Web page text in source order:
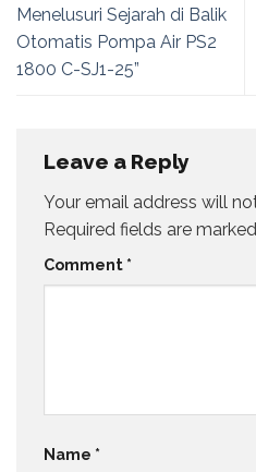
Menelusuri Sejarah di Balik
Otomatis Pompa Air PS2
1800 C-SJ1-25”
Leave a Reply
Your email address will
Required fields are marked
Comment *
Name *